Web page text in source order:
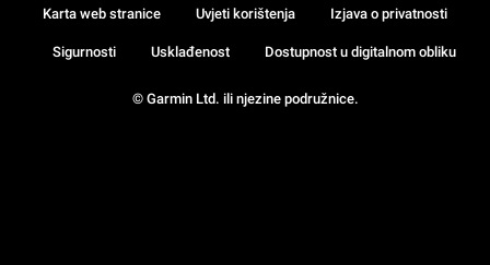
© Garmin Ltd. ili njezine podružnice.
Karta web stranice Uvjeti korištenja Izjava o privatnosti
Sigurnosti Usklađenost Dostupnost u digitalnom obliku